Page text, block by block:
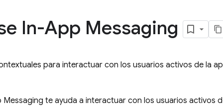
In-App Messaging
para interactuar con los usuarios activos de la
Messaging te ayuda a interactuar con los usuarios activos